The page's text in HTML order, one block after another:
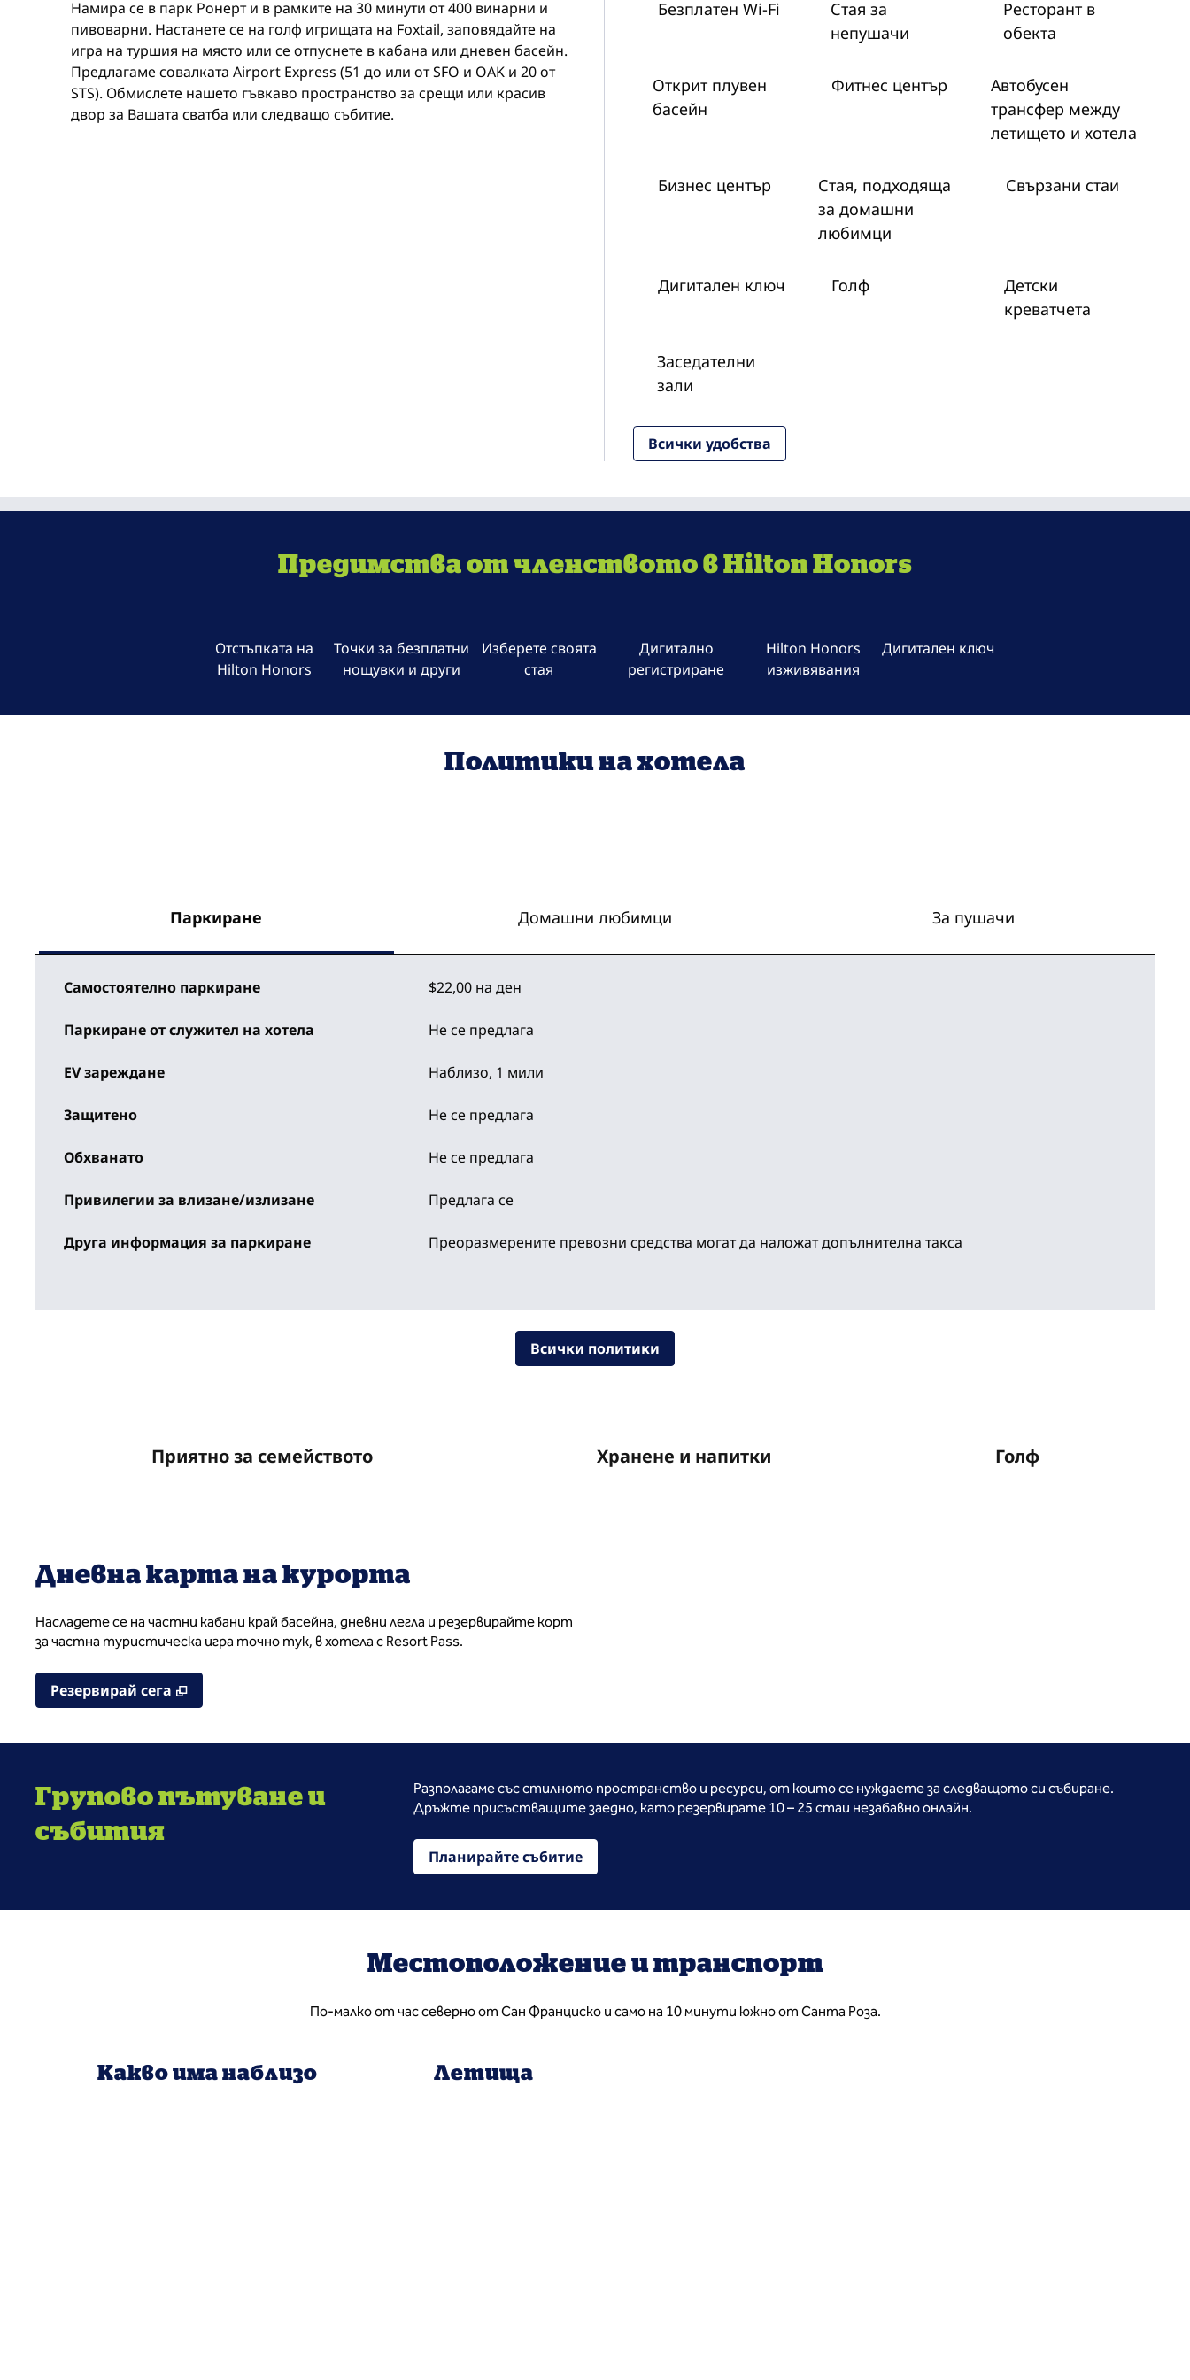
Намира се в парк Ронерт и в рамките на 30 минути от 400 винарни и
пивоварни. Настанете се на голф игрищата на Foxtail, заповядайте на
игра на туршия на място или се отпуснете в кабана или дневен басейн.
Предлагаме совалката Airport Express (51 до или от SFO и OAK и 20 от
STS). Обмислете нашето гъвкаво пространство за срещи или красив
двор за Вашата сватба или следващо събитие.
Безплатен Wi-Fi
Стая за
непушачи
Ресторант в
обекта
Открит плувен
басейн
Фитнес център
Автобусен
трансфер между
летището и хотела
Бизнес център
Стая, подходяща
за домашни
любимци
Свързани стаи
Дигитален ключ Голф
Детски
креватчета
Заседателни
зали
Всички удобства
Предимства от членството в Hilton Honors
Отстъпката на
Hilton Honors
Точки за безплатни
нощувки и други
Изберете своята
стая
Дигитално
регистриране
Hilton Honors
изживявания
Дигитален ключ
Политики на хотела
Паркиране Домашни любимци За пушачи
Самостоятелно паркиране $22,00 на ден
Паркиране от служител на хотела Не се предлага
EV зареждане Наблизо, 1 мили
Защитено Не се предлага
Обхванато Не се предлага
Привилегии за влизане/излизане Предлага се
Друга информация за паркиране Преоразмерените превозни средства могат да наложат допълнителна такса
Всички политики
Приятно за семейството Хранене и напитки Голф
Дневна карта на курорта
Насладете се на частни кабани край басейна, дневни легла и резервирайте корт
за частна туристическа игра точно тук, в хотела с Resort Pass.
Резервирай сега ,
Групово пътуване и
събития
Разполагаме със стилното пространство и ресурси, от които се нуждаете за следващото си събиране.
Дръжте присъстващите заедно, като резервирате 10 – 25 стаи незабавно онлайн.
Планирайте събитие
Местоположение и транспорт
По-малко от час северно от Сан Франциско и само на 10 минути южно от Санта Роза.
Какво има наблизо Летища